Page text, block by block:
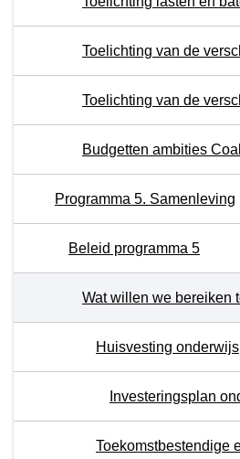
Programma 5. Samenleving
Beleid programma 5
Huisvesting onderwijs